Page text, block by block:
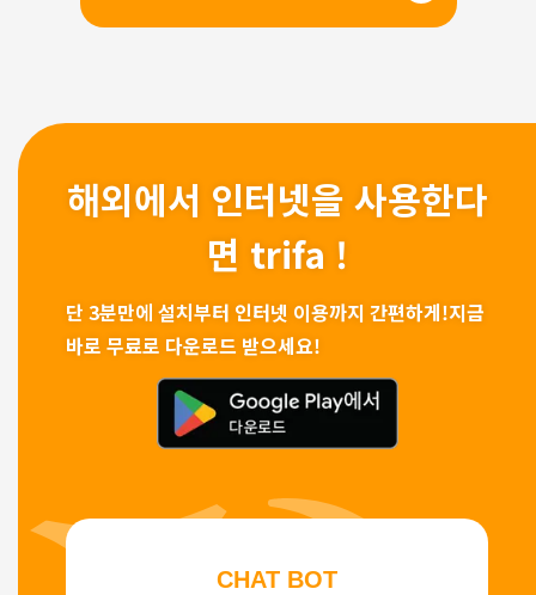
해외에서 인터넷을 사용한다
면 trifa !
단 3분만에 설치부터 인터넷 이용까지 간편하게!지금
바로 무료로 다운로드 받으세요!
CHAT BOT